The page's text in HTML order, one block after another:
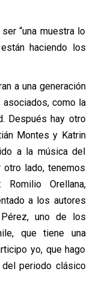
“una muestra lo
haciendo los
a una generación
asociados, como la
Después hay otro
Montes y Katrin
a la música del
lado, tenemos
Romilio Orellana,
a los autores
uno de los
que tiene una
yo, que hago
periodo clásico